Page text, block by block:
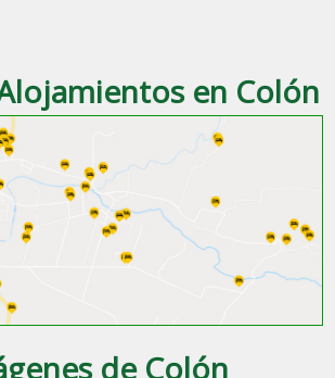
en Colón
de Colón